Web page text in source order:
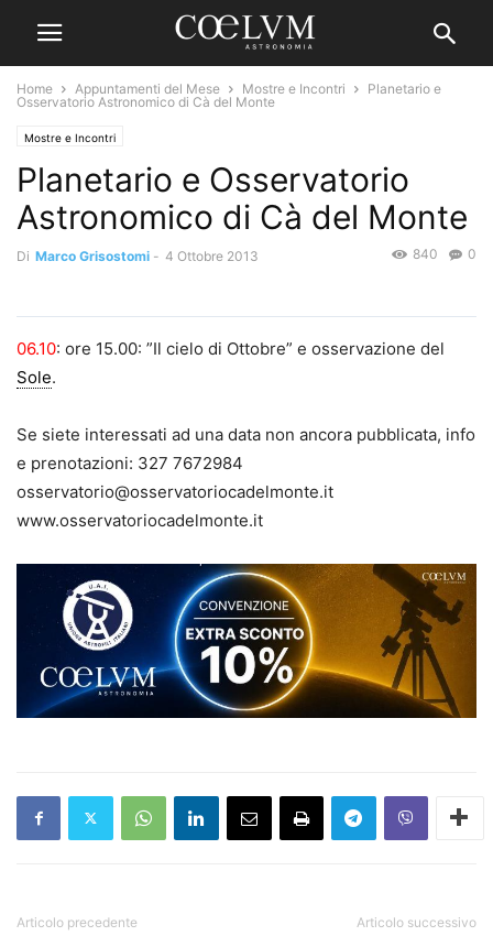
Home Appuntamenti del Mese Mostre e Incontri
Planetario e
Osservatorio Astronomico di Cà del Monte
Mostre e Incontri
Planetario e Osservatorio
Astronomico di Cà del Monte
Di Marco Grisostomi - 4 Ottobre 2013 0
840
06.10: ore 15.00: ”Il cielo di Ottobre” e osservazione del
Sole.
Se siete interessati ad una data non ancora pubblicata, info
e prenotazioni: 327 7672984
osservatorio@osservatoriocadelmonte.it
www.osservatoriocadelmonte.it
Articolo precedente Articolo successivo